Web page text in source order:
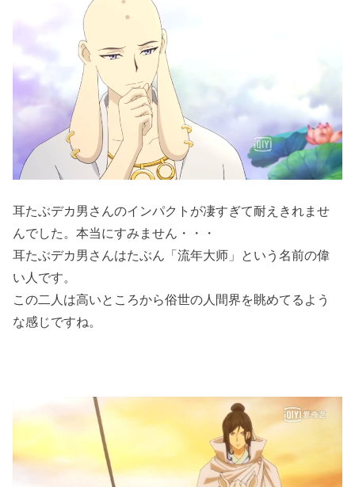
耳たぶデカ男さんのインパクトが凄すぎて耐えきれませ
んでした。本当にすみません・・・
耳たぶデカ男さんはたぶん「流年大师」という名前の偉
い人です。
この二人は高いところから俗世の人間界を眺めてるよう
な感じですね。